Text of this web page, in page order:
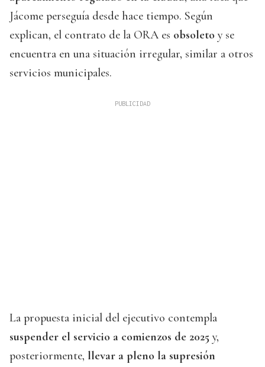
Jácome perseguía desde hace tiempo. Según
explican, el contrato de la ORA es obsoleto y se
encuentra en una situación irregular, similar a otros
servicios municipales.
La propuesta inicial del ejecutivo contempla
suspender el servicio a comienzos de 2025 y,
posteriormente, llevar a pleno la supresión